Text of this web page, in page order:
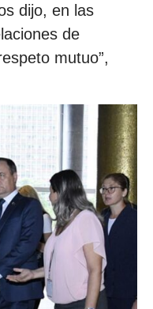
dijo, en las
de
mutuo”,